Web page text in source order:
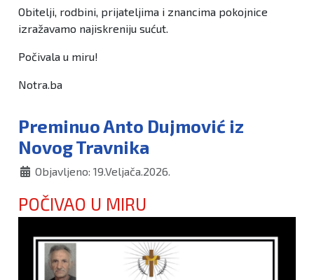
Obitelji, rodbini, prijateljima i znancima pokojnice
izražavamo najiskreniju sućut.
Počivala u miru!
Notra.ba
Preminuo Anto Dujmović iz
Novog Travnika
Objavljeno: 19.Veljača.2026.
POČIVAO U MIRU